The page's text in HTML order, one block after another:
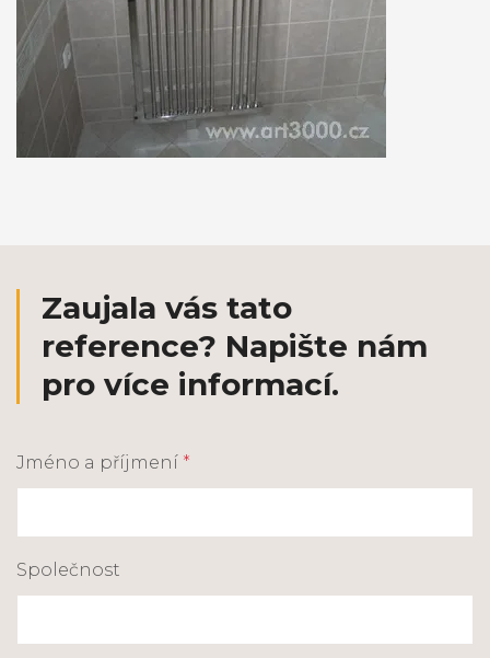
Zaujala vás tato
reference? Napište nám
pro více informací.
Jméno a příjmení *
Společnost